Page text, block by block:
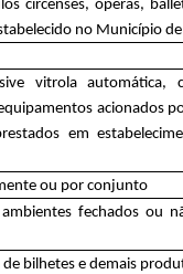
circenses, óperas,
no Município de
vitrola automática,
acionados
em
ou por conjunto
fechados ou
bilhetes e demais